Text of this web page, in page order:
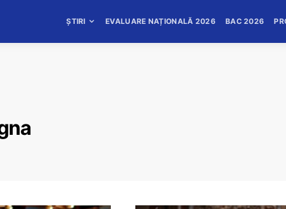
ȘTIRI EVALUARE NAȚIONALĂ 2026 BAC 2026